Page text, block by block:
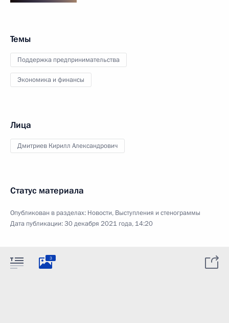
Темы
Поддержка предпринимательства
Экономика и финансы
Лица
Дмитриев Кирилл Александрович
Статус материала
Опубликован в разделах: Новости, Выступления и стенограммы
Дата публикации:30 декабря 2021 года, 14:20
3